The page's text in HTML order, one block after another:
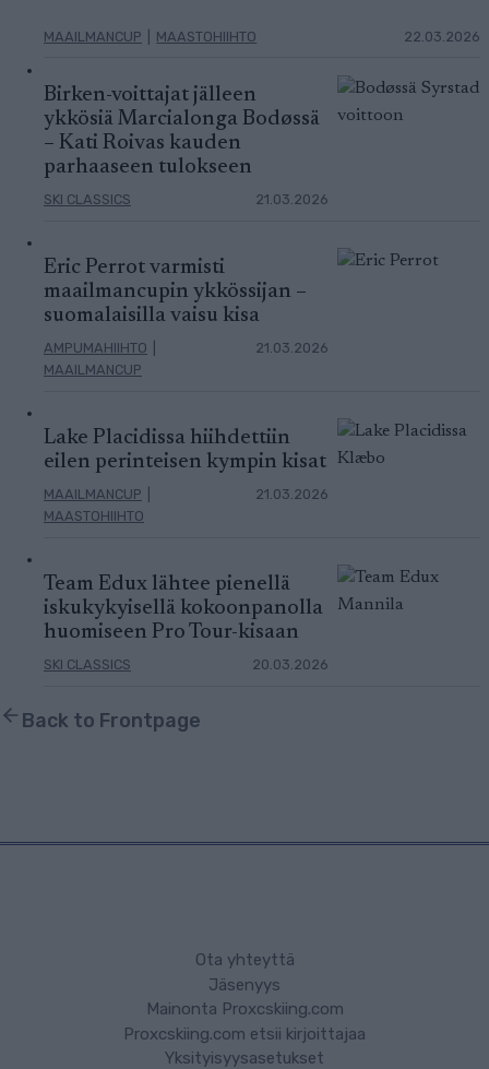
MAAILMANCUP MAASTOHIIHTO 22.03.2026
Birken-voittajat jälleen
ykkösiä Marcialonga Bodøssä
– Kati Roivas kauden
parhaaseen tulokseen
SKI CLASSICS 21.03.2026
Eric Perrot varmisti
maailmancupin ykkössijan –
suomalaisilla vaisu kisa
AMPUMAHIIHTO
MAAILMANCUP
21.03.2026
Lake Placidissa hiihdettiin
eilen perinteisen kympin kisat
MAAILMANCUP
MAASTOHIIHTO
21.03.2026
Team Edux lähtee pienellä
iskukykyisellä kokoonpanolla
huomiseen Pro Tour-kisaan
SKI CLASSICS 20.03.2026
Back to Frontpage
Ota yhteyttä
Jäsenyys
Mainonta Proxcskiing.com
Proxcskiing.com etsii kirjoittajaa
Yksityisyysasetukset